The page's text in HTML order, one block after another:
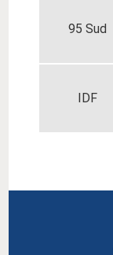
95 Sud
IDF